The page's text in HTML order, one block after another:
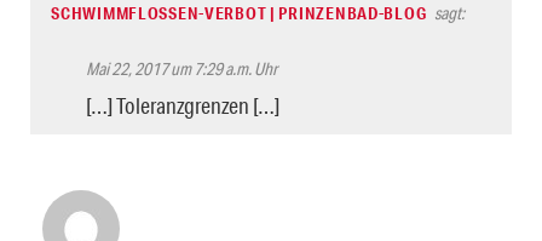
SCHWIMMFLOSSEN-VERBOT | PRINZENBAD-BLOG sagt:
Mai 22, 2017 um 7:29 a.m. Uhr
[…] Toleranzgrenzen […]